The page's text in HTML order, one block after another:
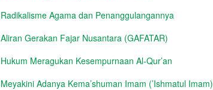
Radikalisme Agama dan Penanggulangannya
Aliran Gerakan Fajar Nusantara (GAFATAR)
Hukum Meragukan Kesempurnaan Al-Qur’an
Meyakini Adanya Kema’shuman Imam (’Ishmatul Imam)